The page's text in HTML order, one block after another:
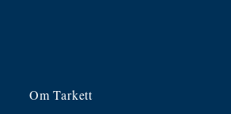
Om Tarkett